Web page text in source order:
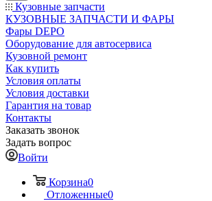
Кузовные запчасти
КУЗОВНЫЕ ЗАПЧАСТИ И ФАРЫ
Фары DEPO
Оборудование для автосервиса
Кузовной ремонт
Как купить
Условия оплаты
Условия доставки
Гарантия на товар
Контакты
Заказать звонок
Задать вопрос
Войти
Корзина0
Отложенные0